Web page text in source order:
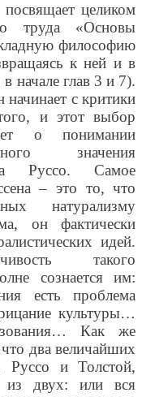
целиком
труда «Основы
философию
к ней и в
начале глав 3 и 7).
начинает с критики
и этот выбор
о понимании
значения
Руссо. Самое
– это то, что
натурализму
он фактически
идей.
такого
сознается им:
есть проблема
культуры…
Как же
что два величайших
Руссо и Толстой,
из двух: или вся